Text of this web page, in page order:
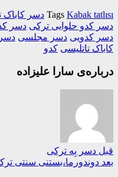
TagsKabak دسر کاباک
کدو حلوایی ترکی دسر کدو
کدویی دسر مجلسی دسر
تاتلیسی کدو
سارا علیزاده
دسر بِه ترکی
سنتی ترکی